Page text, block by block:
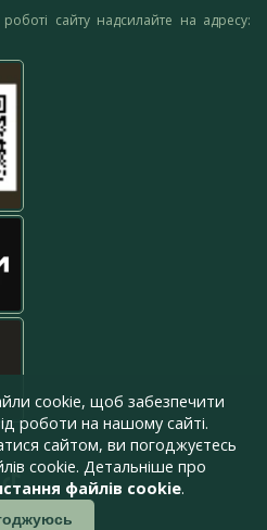
сайту надсилайте на адресу:
cookie, щоб забезпечити
роботи на нашому сайті.
сайтом, ви погоджуєтесь
cookie. Детальніше про
файлів cookie.